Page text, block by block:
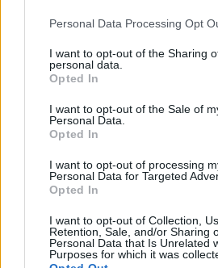
Please note that this website/app
not limited to your visit or usage
grant or deny consent to Google and
use your data for below specified
consent section.
Personal Data Processing Opt
I want to opt-out of the Sharing
personal data.
Opted In
I want to opt-out of the Sale of
Personal Data.
Opted In
I want to opt-out of processing
Personal Data for Targeted
Opted In
I want to opt-out of Collection,
Retention, Sale, and/or Sharing
Personal Data that Is Unrelated
Purposes for which it was